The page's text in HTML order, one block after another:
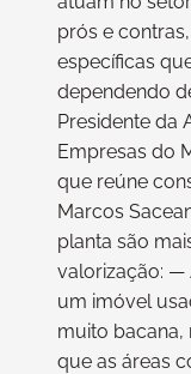
prós e
específicas
dependendo
Presidente da
Empresas do
que reúne
Marcos
planta são
valorização: —
um imóvel
muito bacana,
que as áreas